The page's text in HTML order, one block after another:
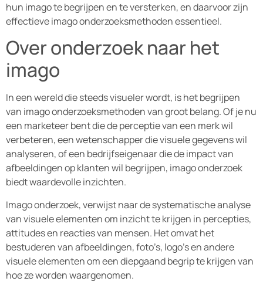
hun imago te begrijpen en te versterken, en daarvoor zijn
effectieve imago onderzoeksmethoden essentieel.
Over onderzoek naar het
imago
In een wereld die steeds visueler wordt, is het begrijpen
van imago onderzoeksmethoden van groot belang. Of je nu
een marketeer bent die de perceptie van een merk wil
verbeteren, een wetenschapper die visuele gegevens wil
analyseren, of een bedrijfseigenaar die de impact van
afbeeldingen op klanten wil begrijpen, imago onderzoek
biedt waardevolle inzichten.
Imago onderzoek, verwijst naar de systematische analyse
van visuele elementen om inzicht te krijgen in percepties,
attitudes en reacties van mensen. Het omvat het
bestuderen van afbeeldingen, foto’s, logo’s en andere
visuele elementen om een diepgaand begrip te krijgen van
hoe ze worden waargenomen.